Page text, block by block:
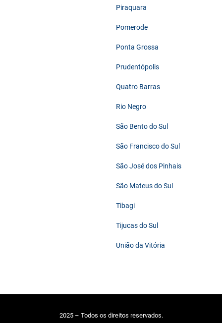
Piraquara
Pomerode
Ponta Grossa
Prudentópolis
Quatro Barras
Rio Negro
São Bento do Sul
São Francisco do Sul
São José dos Pinhais
São Mateus do Sul
Tibagi
Tijucas do Sul
União da Vitória
2025 – Todos os direitos reservados.